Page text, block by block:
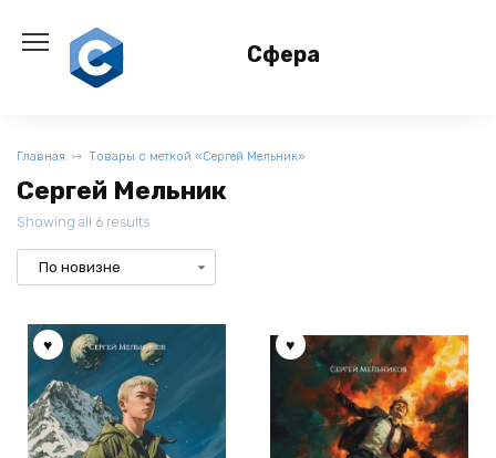
содержанию
Сфера
Главная Товары с меткой «Сергей Мельник»
Сергей Мельник
Showing all 6 results